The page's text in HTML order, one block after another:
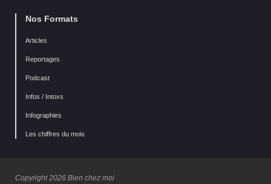
Nos Formats
Articles
Reportages
Podcast
Infos / Intoxs
Infographies
Les chiffres du mois
Copyright 2026 Bien chez moi